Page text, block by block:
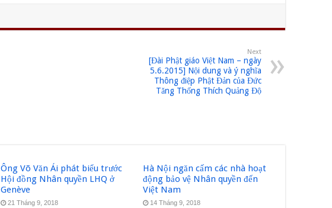
Next
[Đài Phật giáo Việt Nam – ngày
5.6.2015] Nội dung và ý nghĩa
Thông điệp Phật Đản của Đức
Tăng Thống Thích Quảng Độ
Ông Võ Văn Ái phát biểu trước
Hội đồng Nhân quyền LHQ ở
Genève
21 Tháng 9, 2018
Hà Nội ngăn cấm các nhà hoạt
động bảo vệ Nhân quyền đến
Việt Nam
14 Tháng 9, 2018